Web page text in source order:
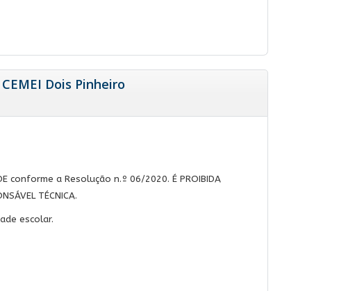
Dois Pinheiro
conforme a Resolução n.º 06/2020. É PROIBIDA
TÉCNICA.
escolar.